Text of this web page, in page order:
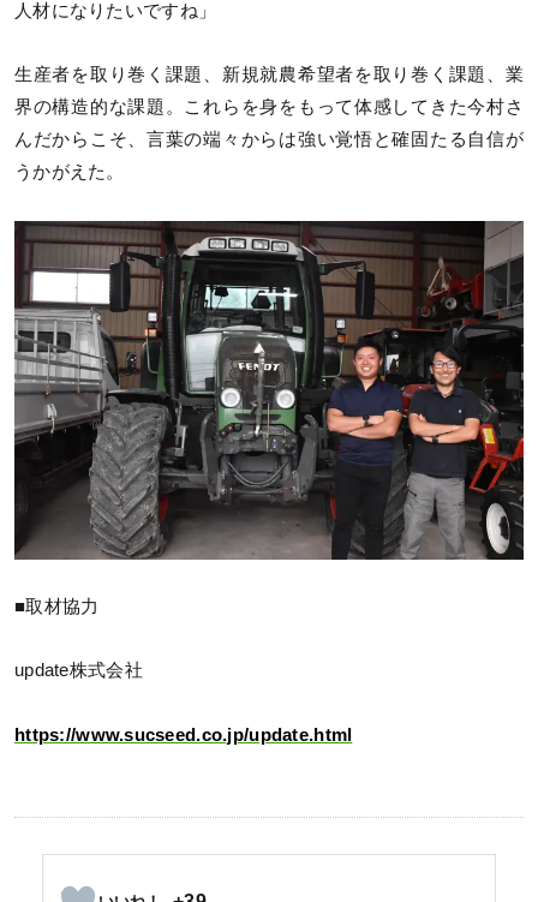
人材になりたいですね」
生産者を取り巻く課題、新規就農希望者を取り巻く課題、業
界の構造的な課題。これらを身をもって体感してきた今村さ
んだからこそ、言葉の端々からは強い覚悟と確固たる自信が
うかがえた。
■取材協力
update株式会社
https://www.sucseed.co.jp/update.html